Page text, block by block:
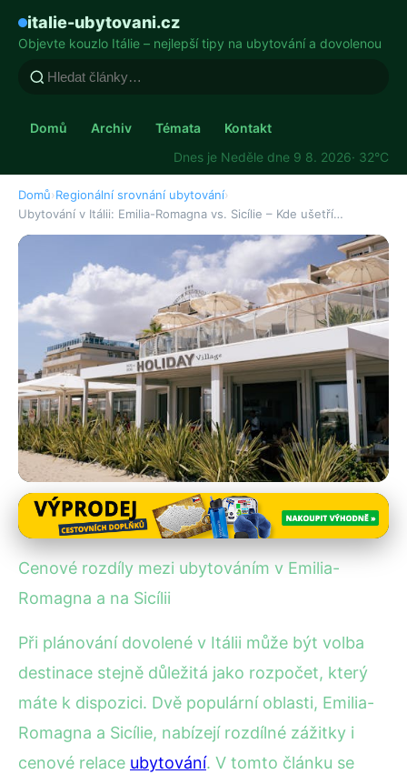
italie-ubytovani.cz
Objevte kouzlo Itálie – nejlepší tipy na ubytování a dovolenou
Domů Archiv Témata
Kontakt
Dnes je Neděle dne 9 8. 2026· 32°C
Domů›Regionální srovnání ubytování›
Ubytování v Itálii: Emilia-Romagna vs. Sicílie – Kde ušetří…
Regionální srovnání ubytování
Ubytování v Itálii: Emilia-
Romagna vs. Sicílie – Kde
· 4 min čtení · Autor: Kristián Novotný
Cenové rozdíly mezi ubytováním v Emilia-
Romagna a na Sicílii
Při plánování dovolené v Itálii může být volba
destinace stejně důležitá jako rozpočet, který
máte k dispozici. Dvě populární oblasti, Emilia-
Romagna a Sicílie, nabízejí rozdílné zážitky i
cenové relace ubytování. V tomto článku se